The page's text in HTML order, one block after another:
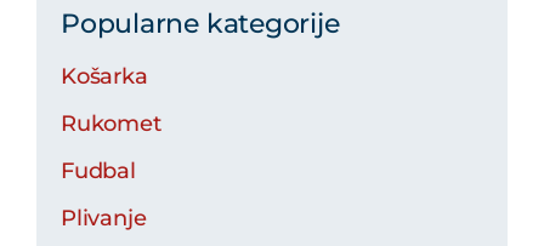
Popularne kategorije
Košarka
Rukomet
Fudbal
Plivanje